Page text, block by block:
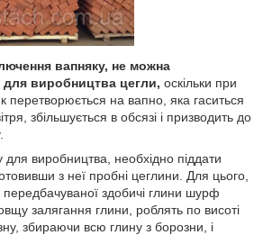
вапняку, не можна
виробництва цегли, оскільки при
перетворюється на вапно, яка гаситься
збільшується в обсязі і призводить до
для виробництва, необхідно піддати
з неї пробні цеглини. Для цього,
передбачуваної здобичі глини шурф
залягання глини, роблять по висоті
збираючи всю глину з борозни, і